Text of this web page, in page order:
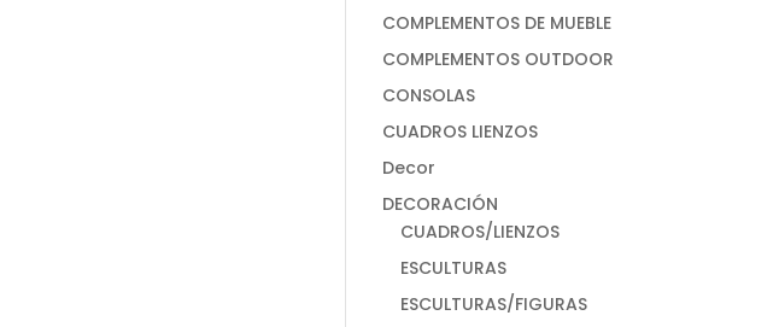
COMPLEMENTOS DE MUEBLE
COMPLEMENTOS OUTDOOR
CONSOLAS
CUADROS LIENZOS
Decor
DECORACIÓN
CUADROS/LIENZOS
ESCULTURAS
ESCULTURAS/FIGURAS